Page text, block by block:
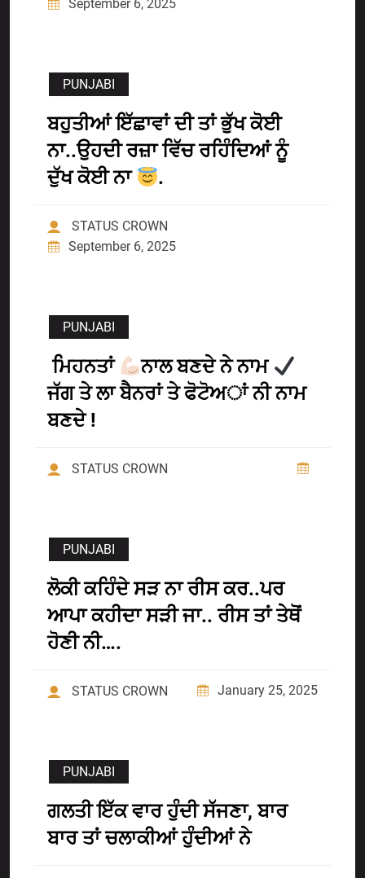
September 6, 2025
PUNJABI
ਬਹੁਤੀਆਂ ਇੱਛਾਵਾਂ ਦੀ ਤਾਂ ਭੁੱਖ ਕੋਈ
ਨਾ..ਉਹਦੀ ਰਜ਼ਾ ਵਿੱਚ ਰਹਿੰਦਿਆਂ ਨੂੰ
ਦੁੱਖ ਕੋਈ ਨਾ
.
STATUS CROWN
September 6, 2025
PUNJABI
ਮਿਹਨਤਾਂ
ਨਾਲ ਬਣਦੇ ਨੇ ਨਾਮ
ਜੱਗ ਤੇ ਲਾ ਬੈਨਰਾਂ ਤੇ ਫੋਟੋਅਾਂ ਨੀ ਨਾਮ
ਬਣਦੇ !
STATUS CROWN
PUNJABI
ਲੋਕੀ ਕਹਿੰਦੇ ਸੜ ਨਾ ਰੀਸ ਕਰ..ਪਰ
ਆਪਾ ਕਹੀਦਾ ਸੜੀ ਜਾ.. ਰੀਸ ਤਾਂ ਤੇਥੋਂ
ਹੋਣੀ ਨੀ….
STATUS CROWN January 25, 2025
PUNJABI
ਗਲਤੀ ਇੱਕ ਵਾਰ ਹੁੰਦੀ ਸੱਜਣਾ, ਬਾਰ
ਬਾਰ ਤਾਂ ਚਲਾਕੀਆਂ ਹੁੰਦੀਆਂ ਨੇ